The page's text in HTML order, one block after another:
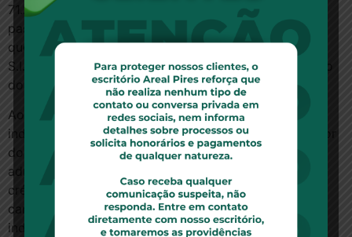
71.2000.8.06.0001) no TJCE. Alegou ilegitimidade
passiva, justificando que o cartão de crédito em
questão foi emitido e administrado por outro banco.
S.I.S.F. também interpôs recurso, pedindo a majoração
do valor indenizatório.
Ao julgar o recurso, 7ª Câmara Cível reduziu a
indenização por danos morais para R$ 10 mil. O relator
do processo, considerou que o responsável pela
administração e cobrança de faturas do cartão de
crédito é o Credicard. Ressaltou que ficou
caracterizado o dano moral, sendo devida a
indenização.